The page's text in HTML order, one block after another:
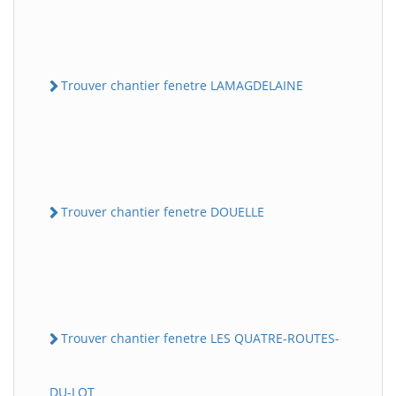
Trouver chantier fenetre LAMAGDELAINE
Trouver chantier fenetre DOUELLE
Trouver chantier fenetre LES QUATRE-ROUTES-
DU-LOT